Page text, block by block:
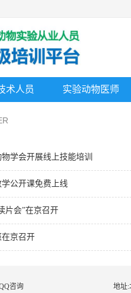
术人员 实验动物医师
学会开展线上技能培训
公开课免费上线
片会”在京召开
在京召开
咨询
地址: